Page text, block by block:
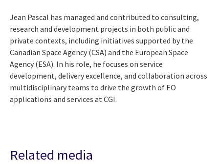
Jean Pascal has managed and contributed to consulting,
research and development projects in both public and
private contexts, including initiatives supported by the
Canadian Space Agency (CSA) and the European Space
Agency (ESA). In his role, he focuses on service
development, delivery excellence, and collaboration across
multidisciplinary teams to drive the growth of EO
applications and services at CGI.
Related media